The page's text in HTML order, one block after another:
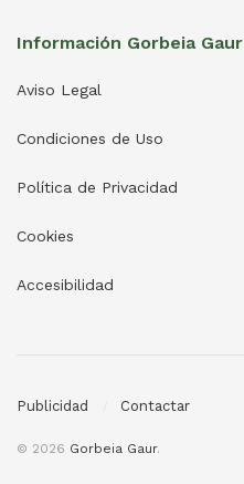
Información Gorbeia Gaur
Aviso Legal
Condiciones de Uso
Política de Privacidad
Cookies
Accesibilidad
Publicidad Contactar
© 2026 Gorbeia Gaur.